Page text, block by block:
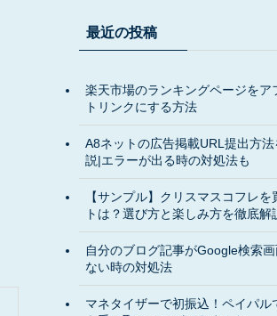
最近の投稿
楽天市場のランキングページをア
トリンクにする方法
A8ネットの広告掲載URL提出方
説|エラーが出る時の対処法も
【サンプル】クリスマスコフレを
トは？選び方と楽しみ方を徹底解
自分のブログ記事がGoogle検索画
ない時の対処法
マネタイザーで初振込！ペイパル